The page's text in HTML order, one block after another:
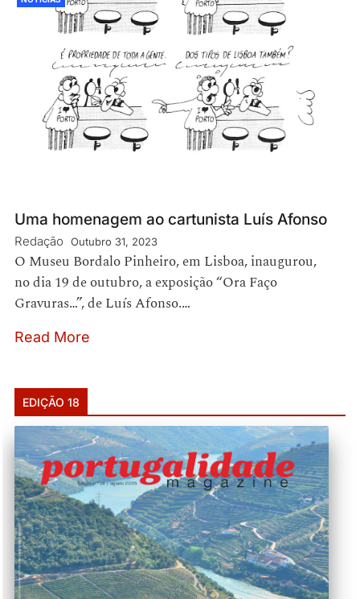
Uma homenagem ao cartunista Luís Afonso
Redação Outubro 31, 2023
O Museu Bordalo Pinheiro, em Lisboa, inaugurou,
no dia 19 de outubro, a exposição “Ora Faço
Gravuras…”, de Luís Afonso.…
Read More
EDIÇÃO 18